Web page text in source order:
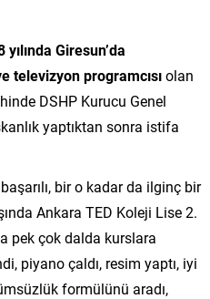
yılında Giresun’da
televizyon programcısıolan
DSHP Kurucu Genel
yaptıktan sonra istifa
bir o kadar da ilginç bir
Ankara TED Koleji Lise 2.
pek çok dalda kurslara
piyano çaldı, resim yaptı, iyi
formülünü aradı,